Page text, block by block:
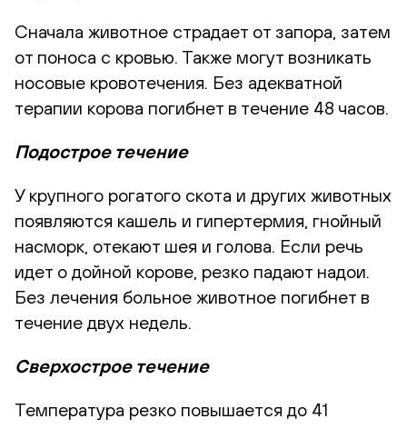
Сначала животное страдает от запора, затем
от поноса с кровью. Также могут возникать
носовые кровотечения. Без адекватной
терапии корова погибнет в течение 48 часов.
Подострое течение
У крупного рогатого скота и других животных
появляются кашель и гипертермия, гнойный
насморк, отекают шея и голова. Если речь
идет о дойной корове, резко падают надои.
Без лечения больное животное погибнет в
течение двух недель.
Сверхострое течение
Температура резко повышается до 41